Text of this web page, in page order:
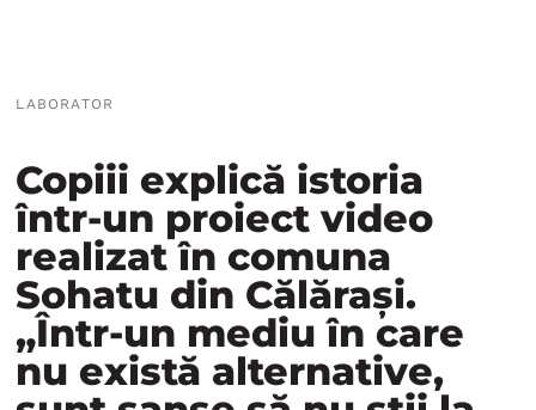
LABORATOR
Copiii explică istoria
într-un proiect video
realizat în comuna
Sohatu din Călărași.
„Într-un mediu în care
nu există alternative,